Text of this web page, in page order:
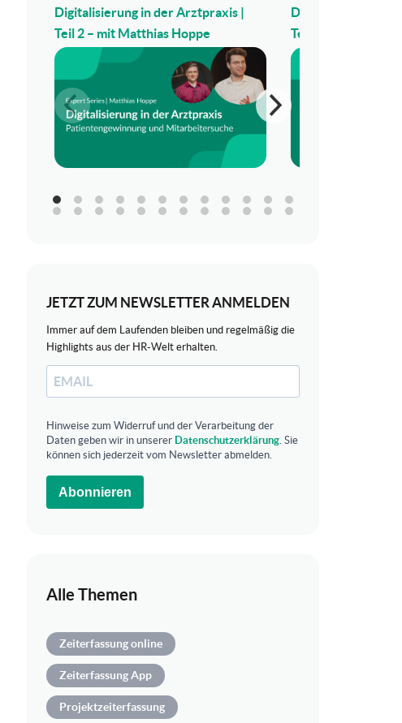
Digitalisierung in der Arztpraxis |
Teil 2 – mit Matthias Hoppe
Digitalisierung in
Teil 1 – mit
JETZT ZUM NEWSLETTER ANMELDEN
Immer auf dem Laufenden bleiben und regelmäßig die
Highlights aus der HR-Welt erhalten.
Hinweise zum Widerruf und der Verarbeitung der
Daten geben wir in unserer Datenschutzerklärung. Sie
können sich jederzeit vom Newsletter abmelden.
Abonnieren
Alle Themen
Zeiterfassung online
Zeiterfassung App
Projektzeiterfassung